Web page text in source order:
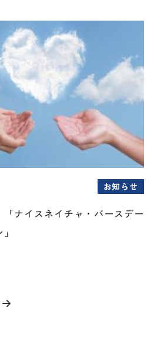
お知らせ
「ナイスネイチャ・バースデー